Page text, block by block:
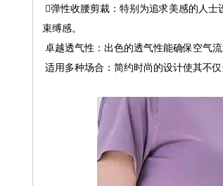
️⃣弹性收腰剪裁：特别为追求美感的人
束缚感。
卓越透气性：出色的透气性能确保空气
适用多种场合：简约时尚的设计使其不